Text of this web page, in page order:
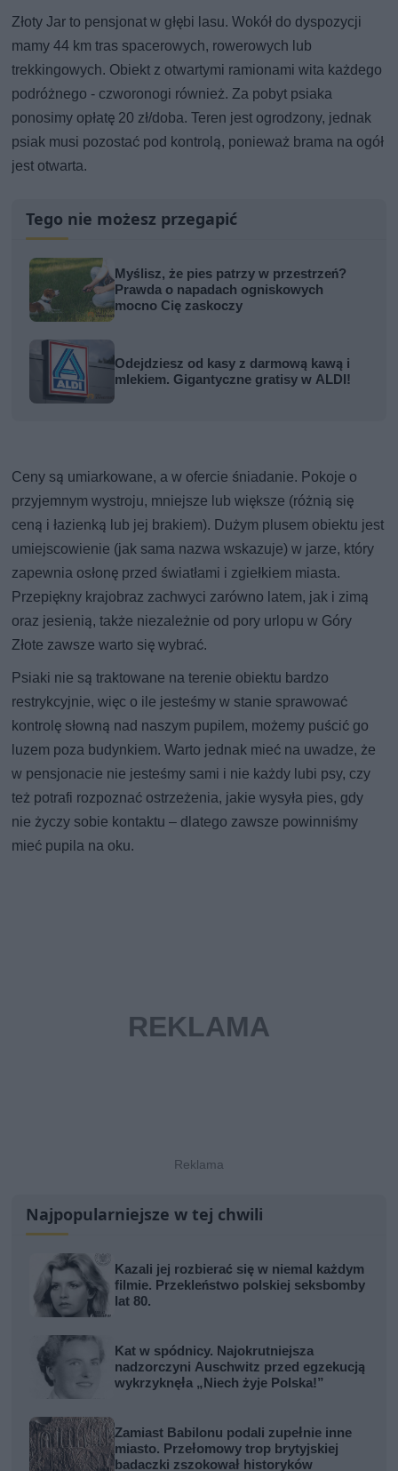
Złoty Jar to pensjonat w głębi lasu. Wokół do dyspozycji
mamy 44 km tras spacerowych, rowerowych lub
trekkingowych. Obiekt z otwartymi ramionami wita każdego
podróżnego - czworonogi również. Za pobyt psiaka
ponosimy opłatę 20 zł/doba. Teren jest ogrodzony, jednak
psiak musi pozostać pod kontrolą, ponieważ brama na ogół
jest otwarta.
Tego nie możesz przegapić
Myślisz, że pies patrzy w przestrzeń?
Prawda o napadach ogniskowych
mocno Cię zaskoczy
Odejdziesz od kasy z darmową kawą i
mlekiem. Gigantyczne gratisy w ALDI!
Ceny są umiarkowane, a w ofercie śniadanie. Pokoje o
przyjemnym wystroju, mniejsze lub większe (różnią się
ceną i łazienką lub jej brakiem). Dużym plusem obiektu jest
umiejscowienie (jak sama nazwa wskazuje) w jarze, który
zapewnia osłonę przed światłami i zgiełkiem miasta.
Przepiękny krajobraz zachwyci zarówno latem, jak i zimą
oraz jesienią, także niezależnie od pory urlopu w Góry
Złote zawsze warto się wybrać.
Psiaki nie są traktowane na terenie obiektu bardzo
restrykcyjnie, więc o ile jesteśmy w stanie sprawować
kontrolę słowną nad naszym pupilem, możemy puścić go
luzem poza budynkiem. Warto jednak mieć na uwadze, że
w pensjonacie nie jesteśmy sami i nie każdy lubi psy, czy
też potrafi rozpoznać ostrzeżenia, jakie wysyła pies, gdy
nie życzy sobie kontaktu – dlatego zawsze powinniśmy
mieć pupila na oku.
Najpopularniejsze w tej chwili
Kazali jej rozbierać się w niemal każdym
filmie. Przekleństwo polskiej seksbomby
lat 80.
Kat w spódnicy. Najokrutniejsza
nadzorczyni Auschwitz przed egzekucją
wykrzyknęła „Niech żyje Polska!”
Zamiast Babilonu podali zupełnie inne
miasto. Przełomowy trop brytyjskiej
badaczki zszokował historyków